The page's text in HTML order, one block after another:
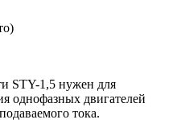
STY-1,5 нужен для
однофазных двигателей
тока.